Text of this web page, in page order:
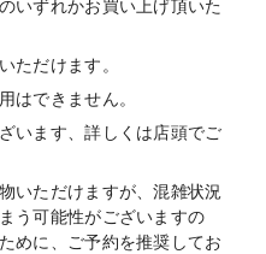
いずれかお買い上げ頂いた
ただけます。
はできません。
います、詳しくは店頭でご
いただけますが、混雑状況
う可能性がございますの
めに、ご予約を推奨してお